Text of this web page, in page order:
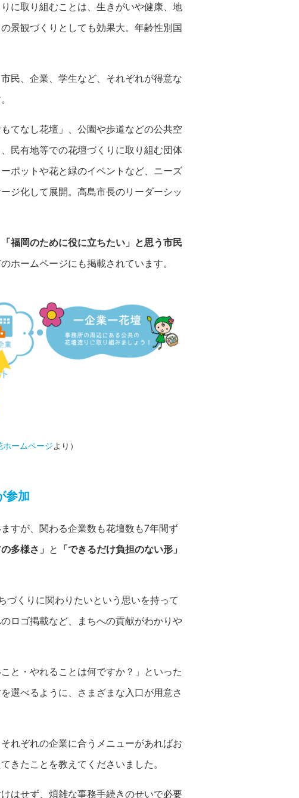
に取り組むことは、生きがいや健康、地
景観づくりとしても効果大。年齢性別国
民、企業、学生など、それぞれが得意な
てなし花壇」、公園や歩道などの公共空
民有地等での花壇づくりに取り組む団体
ポットや花と緑のイベントなど、ニーズ
ジ化して展開。高島市長のリーダーシッ
福岡のために役に立ちたい」と思う市民
ホームページにも掲載されています。
ホームページより）
参加
すが、関わる企業数も花壇数も7年間ず
多様さ」 と 「できるだけ負担のない形」
づくりに関わりたいという思いを持って
ロゴ掲載など、まちへの貢献がわかりや
と・やれることは何ですか？」といった
選べるように、さまざまな入口が用意さ
れぞれの企業に合うメニューがあればお
きたことを教えてくださいました。
はせず、煩雑な事務手続きのせいで必要